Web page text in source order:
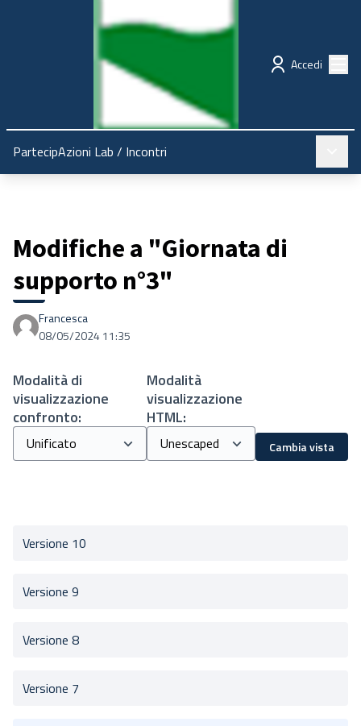
Regione Emilia-Romagna Partecipazione
Accedi
PartecipAzioni Lab / Incontri
Modifiche a "Giornata di
supporto n°3"
Francesca
08/05/2024 11:35
Modalità di
visualizzazione
confronto:
Modalità
visualizzazione
HTML:
Cambia vista
Versione 10
Versione 9
Versione 8
Versione 7